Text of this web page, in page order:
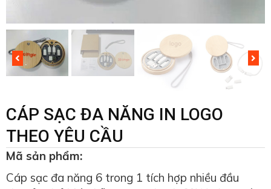
CÁP SẠC ĐA NĂNG IN LOGO
THEO YÊU CẦU
Mã sản phẩm:
Cáp sạc đa năng 6 trong 1 tích hợp nhiều đầu